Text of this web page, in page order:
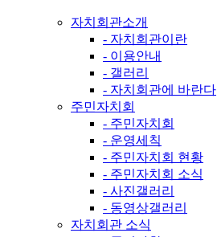
자치회관소개
- 자치회관이란
- 이용안내
- 갤러리
- 자치회관에 바란다
주민자치회
- 주민자치회
- 운영세칙
- 주민자치회 현황
- 주민자치회 소식
- 사진갤러리
- 동영상갤러리
자치회관 소식